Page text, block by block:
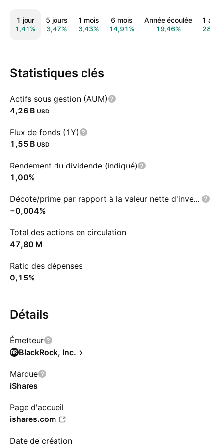
1 jour
1,41%
5 jours
3,47%
1 mois
3,43%
6 mois
14,91%
Année écoulée
19,46%
1
Statistiques clés
Actifs sous gestion (AUM)
‪4,26 B‬ USD
Flux de fonds (1Y)
‪1,55 B‬ USD
Rendement du dividende (indiqué)
1,00%
Décote/prime par rapport à la valeur nette d'inventaire
−0,004%
Total des actions en circulation
‪47,80 M‬
Ratio des dépenses
0,15%
Détails
Émetteur
BlackRock, Inc.
Marque
iShares
Page d'accueil
ishares.com
Date de création